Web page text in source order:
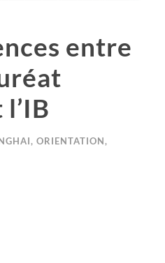
entre
, ORIENTATION,